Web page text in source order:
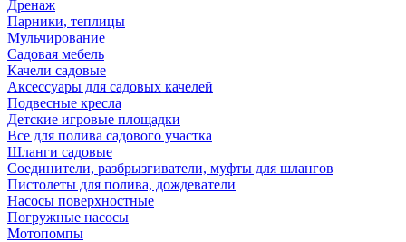
Дренаж
Парники, теплицы
Мульчирование
Садовая мебель
Качели садовые
Аксессуары для садовых качелей
Подвесные кресла
Детские игровые площадки
Все для полива садового участка
Шланги садовые
Соединители, разбрызгиватели, муфты для шлангов
Пистолеты для полива, дождеватели
Насосы поверхностные
Погружные насосы
Мотопомпы